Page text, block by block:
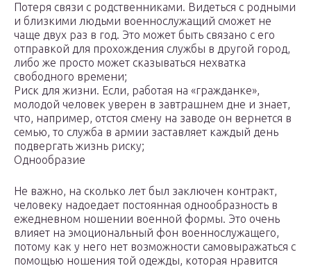
Потеря связи с родственниками. Видеться с родными
и близкими людьми военнослужащий сможет не
чаще двух раз в год. Это может быть связано с его
отправкой для прохождения службы в другой город,
либо же просто может сказываться нехватка
свободного времени;
Риск для жизни. Если, работая на «гражданке»,
молодой человек уверен в завтрашнем дне и знает,
что, например, отстоя смену на заводе он вернется в
семью, то служба в армии заставляет каждый день
подвергать жизнь риску;
Однообразие
Не важно, на сколько лет был заключен контракт,
человеку надоедает постоянная однообразность в
ежедневном ношении военной формы. Это очень
влияет на эмоциональный фон военнослужащего,
потому как у него нет возможности самовыражаться с
помощью ношения той одежды, которая нравится